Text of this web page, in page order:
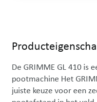
De GRIMME GL 410 is
pootmachine Het
juiste keuze voor een